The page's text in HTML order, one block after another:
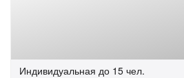
Индивидуальная до 15 чел.